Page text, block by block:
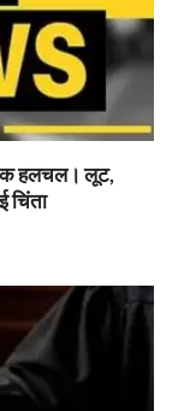
हलचल। लूट,
चिंता